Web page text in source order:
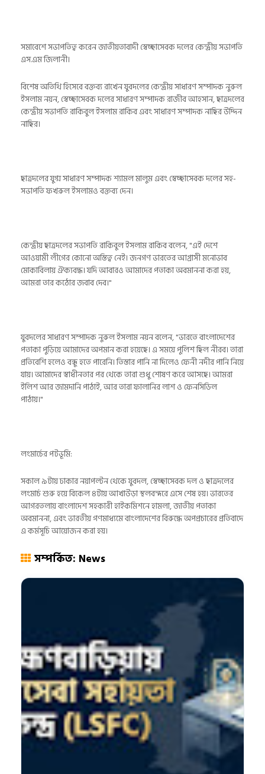
সমাবেশে সভাপতিত্ব করেন জাতীয়তাবাদী স্বেচ্ছাসেবক দলের কেন্দ্রীয় সভাপতি
এস.এম জিলানী।
বিশেষ অতিথি হিসেবে বক্তব্য রাখেন যুবদলের কেন্দ্রীয় সাধারণ সম্পাদক নুরুল
ইসলাম নয়ন, স্বেচ্ছাসেবক দলের সাধারণ সম্পাদক রাজীব আহসান, ছাত্রদলের
কেন্দ্রীয় সভাপতি রাকিবুল ইসলাম রাকিব এবং সাধারণ সম্পাদক নাছির উদ্দিন
নাছির।
ছাত্রদলের যুগ্ম সাধারণ সম্পাদক শ্যামল মালুম এবং স্বেচ্ছাসেবক দলের সহ-
সভাপতি ফখরুল ইসলামও বক্তব্য দেন।
কেন্দ্রীয় ছাত্রদলের সভাপতি রাকিবুল ইসলাম রাকিব বলেন, "এই দেশে
আওয়ামী লীগের কোনো অস্তিত্ব নেই। জনগণ ভারতের আগ্রাসী মনোভাব
মোকাবিলায় ঐক্যবদ্ধ। যদি আবারও আমাদের পতাকা অবমাননা করা হয়,
আমরা তার কঠোর জবাব দেব।"
যুবদলের সাধারণ সম্পাদক নুরুল ইসলাম নয়ন বলেন, "ভারতে বাংলাদেশের
পতাকা পুড়িয়ে আমাদের অপমান করা হয়েছে। এ সময়ে পুলিশ ছিল নীরব। তারা
প্রতিবেশি হলেও বন্ধু হতে পারেনি। তিস্তার পানি না দিলেও ফেনী নদীর পানি নিয়ে
যায়। আমাদের স্বাধীনতার পর থেকে তারা শুধু শোষণ করে আসছে। আমরা
ইলিশ আর জামদানি পাঠাই, আর তারা ফালানির লাশ ও ফেনসিডিল
পাঠায়।"
লংমার্চের পটভূমি:
সকাল ৯টায় ঢাকার নয়াপল্টন থেকে যুবদল, স্বেচ্ছাসেবক দল ও ছাত্রদলের
লংমার্চ শুরু হয়ে বিকেল ৪টায় আখাউড়া স্থলবন্দরে এসে শেষ হয়। ভারতের
আগরতলায় বাংলাদেশ সহকারী হাইকমিশনে হামলা, জাতীয় পতাকা
অবমাননা, এবং ভারতীয় গণমাধ্যমে বাংলাদেশের বিরুদ্ধে অপপ্রচারের প্রতিবাদে
এ কর্মসূচি আয়োজন করা হয়।
সম্পর্কিত: News